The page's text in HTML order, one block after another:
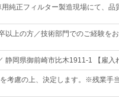
純正フィルター製造現場にて、品
以上の方／技術部門でのご経験を
静岡県御前崎市比木1911-1 【雇
考慮の上、決定します。※残業手